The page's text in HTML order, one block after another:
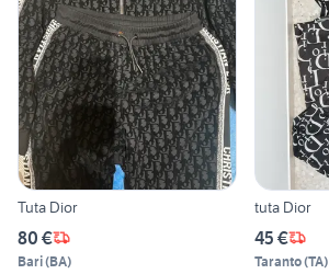
Tuta Dior
80 €
Bari(BA)
tuta Dior
45 €
Taranto(TA)